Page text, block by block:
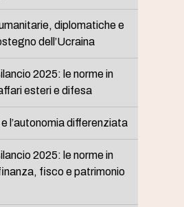
diplomatiche e
dell’Ucraina
2025: le norme in
esteri e difesa
l’autonomia differenziata
2025: le norme in
fisco e patrimonio